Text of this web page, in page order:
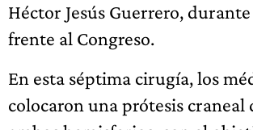
Héctor Jesús Guerrero,
frente al Congreso.
En esta séptima cirugía, los
colocaron una prótesis craneal